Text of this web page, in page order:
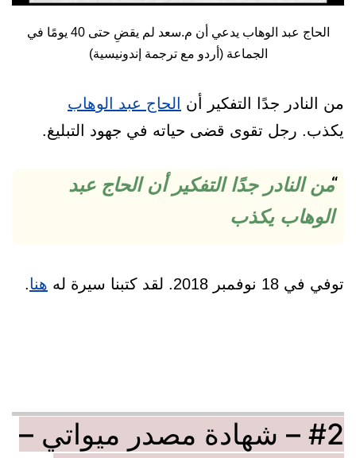
الحاج عبد الوهاب يدعي أن م.سعد لم يقضِ حتى 40 يومًا في
الجماعة (أردو مع ترجمة إندونيسية)
من النادر جدًا التفكير أن
الحاج عبد الوهاب
يكذب. رجل تقوى قضى حياته في جهود التبليغ.
من النادر جدًا التفكير أن الحاج عبد
الوهاب يكذب
توفي في 18 نوفمبر 2018. لقد كتبنا سيرة له هنا.
#2 – شهادة مصدر ميواتي –